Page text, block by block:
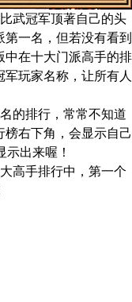
武冠军顶著自己的头
一名，但若没有看到
中在十大门派高手的排
玩家名称，让所有人
的排行，常常不知道
榜右下角，会显示自己
出来喔！
高手排行中，第一个